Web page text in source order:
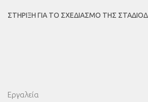
ΣΤΉΡΙΞΗ ΓΙΑ ΤΟ ΣΧΕΔΙΑΣΜΌ ΤΗΣ
Εργαλεία